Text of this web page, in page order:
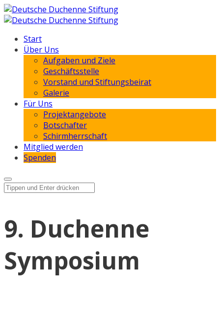
Start
Über Uns
Aufgaben und Ziele
Geschäftsstelle
Vorstand und Stiftungsbeirat
Galerie
Für Uns
Projektangebote
Botschafter
Schirmherrschaft
Mitglied werden
Spenden
9. Duchenne
Symposium